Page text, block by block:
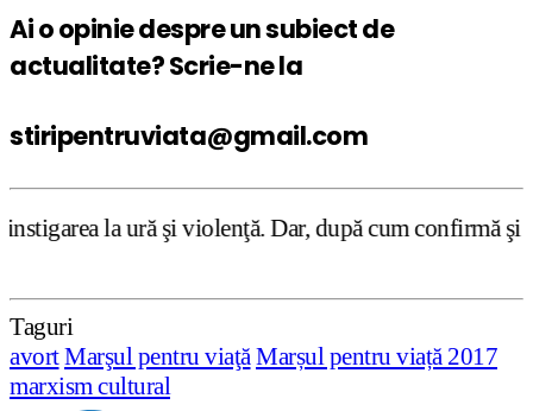
Ai o opinie despre un subiect de
actualitate? Scrie-ne la
stiripentruviata@gmail.com
şi violenţă. Dar, după cum confirmă şi CEDO în
Taguri
avortMarşul pentru viaţăMarșul pentru viață 2017
marxism cultural